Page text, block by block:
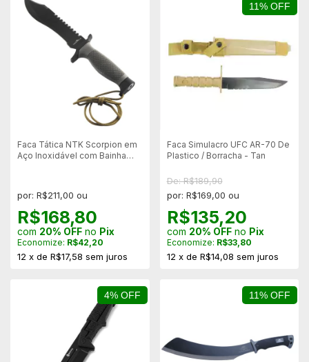
Faca Tática NTK Scorpion em
Aço Inoxidável com Bainha
por: R$211,00 ou
R$168,80
com 20% OFF no Pix
Economize: R$42,20
12 x de R$17,58 sem juros
11% OFF
Faca Simulacro UFC AR-70 De
Plastico / Borracha - Tan
De: R$189,90
por: R$169,00 ou
R$135,20
com 20% OFFno Pix
Economize: R$33,80
12 x de R$14,08 sem juros
4% OFF 11% OFF